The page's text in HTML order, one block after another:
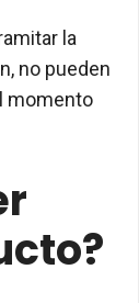
la
no pueden
momento